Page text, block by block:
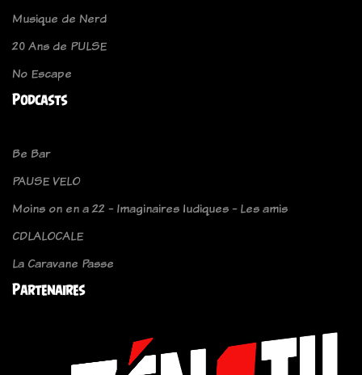
Musique de Nerd
20 Ans de PULSE
No Escape
Podcasts
Be Bar
PAUSE VELO
Moins on en a 22 - Imaginaires ludiques - Les amis
CDLALOCALE
La Caravane Passe
Partenaires